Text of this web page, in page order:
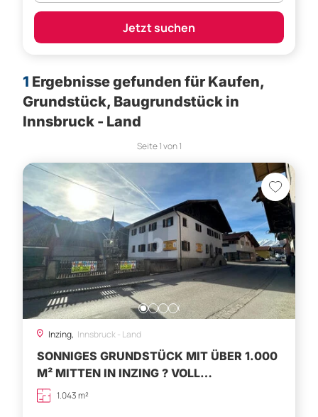
Jetzt suchen
1 Ergebnisse gefunden für Kaufen,
Grundstück, Baugrundstück in
Innsbruck - Land
Seite1von1
Inzing, Innsbruck - Land
SONNIGES GRUNDSTÜCK MIT ÜBER 1.000
M² MITTEN IN INZING ? VOLL
ERSCHLOSSEN
1.043 m²